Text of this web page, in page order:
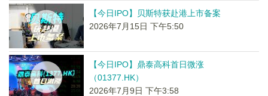
【今日IPO】贝斯特获赴港上市备案
2026年7月15日 下午5:50
【今日IPO】鼎泰高科首日微涨
（01377.HK）
2026年7月9日 下午3:58